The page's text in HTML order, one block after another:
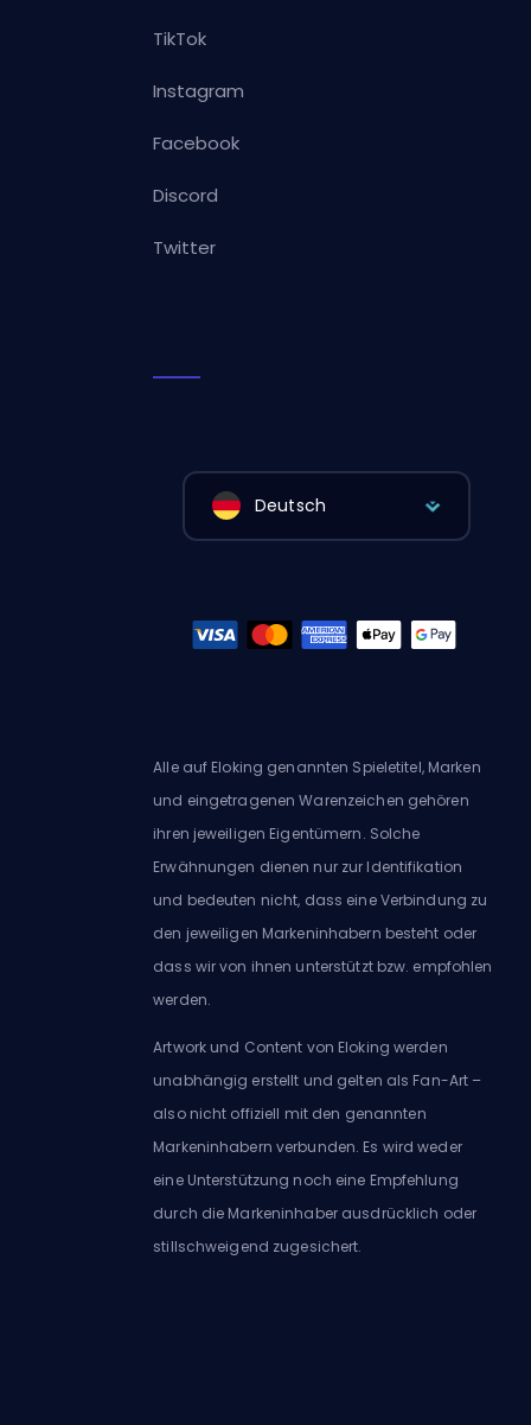
TikTok
Instagram
Facebook
Discord
Twitter
Deutsch
Alle auf Eloking genannten Spieletitel, Marken
und eingetragenen Warenzeichen gehören
ihren jeweiligen Eigentümern. Solche
Erwähnungen dienen nur zur Identifikation
und bedeuten nicht, dass eine Verbindung zu
den jeweiligen Markeninhabern besteht oder
dass wir von ihnen unterstützt bzw. empfohlen
werden.
Artwork und Content von Eloking werden
unabhängig erstellt und gelten als Fan-Art –
also nicht offiziell mit den genannten
Markeninhabern verbunden. Es wird weder
eine Unterstützung noch eine Empfehlung
durch die Markeninhaber ausdrücklich oder
stillschweigend zugesichert.